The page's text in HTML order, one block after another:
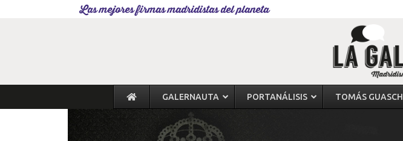
Las mejores firmas madridistas del planeta
GALERNAUTA PORTANÁLISIS TOMÁS GUASCH